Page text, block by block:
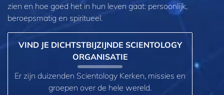
zien en hoe goed het in hun leven gaat: persoonlijk,
beroepsmatig en spiritueel.
VIND JE DICHTSTBIJZIJNDE SCIENTOLOGY
ORGANISATIE
Er zijn duizenden Scientology Kerken, missies en
groepen over de hele wereld.